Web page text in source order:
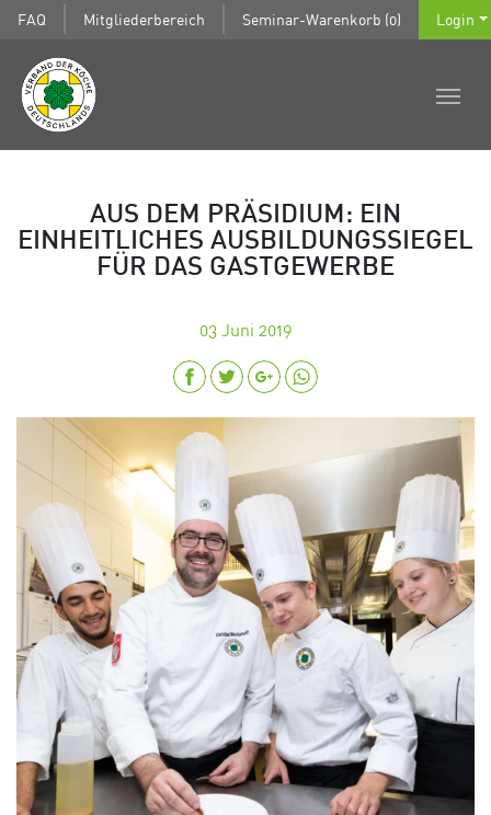
FAQ Mitgliederbereich Seminar-Warenkorb (0) Login
AUS DEM PRÄSIDIUM: EIN
EINHEITLICHES AUSBILDUNGSSIEGEL
FÜR DAS GASTGEWERBE
03 Juni 2019